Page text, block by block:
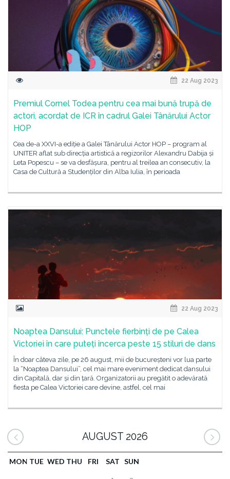
22 Aug 2023
Premiul Cornel Todea pentru cea mai bună trupă de
actori, acordat de ICR în cadrul Galei Tânărului Actor
HOP
Cea de-a XXVI-a ediție a Galei Tânărului Actor HOP – program al
UNITER aflat sub direcția artistică a regizorilor Alexandru Dabija și
Leta Popescu – se va desfășura, pentru al treilea an consecutiv, la
Casa de Cultură a Studenților din Alba Iulia, în perioada
22 Aug 2023
Noaptea Dansului: Punctele fierbinți de pe Calea
Victoriei în care puteți încerca peste 15 stiluri de dans
În doar câteva zile, pe 26 august, mii de bucureșteni vor lua parte
la “Noaptea Dansului”, cel mai mare eveniment dedicat dansului
din Capitală, dar și din țară. Organizatorii au pregătit o adevărată
fiesta pe Calea Victoriei care devine, astfel, cel mai
AUGUST 2026
MON TUE WED THU FRI SAT SUN